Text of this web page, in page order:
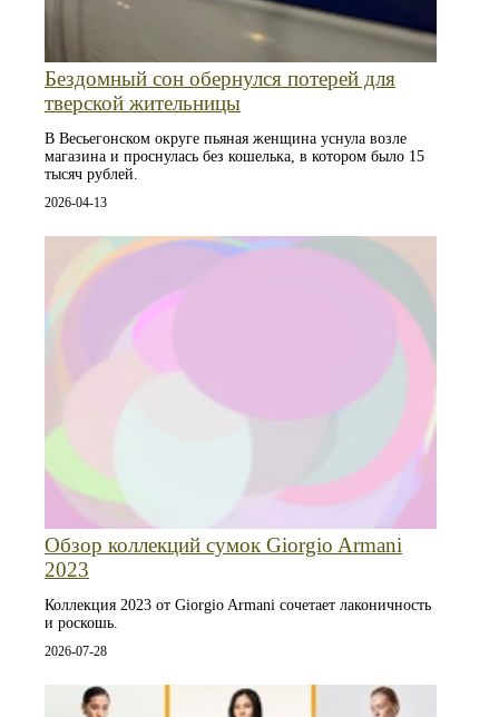
Бездомный сон обернулся потерей для
тверской жительницы
В Весьегонском округе пьяная женщина уснула возле
магазина и проснулась без кошелька, в котором было 15
тысяч рублей.
2026-04-13
Обзор коллекций сумок Giorgio Armani
2023
Коллекция 2023 от Giorgio Armani сочетает лаконичность
и роскошь.
2026-07-28